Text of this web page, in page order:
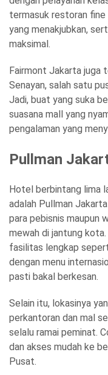
termasuk restoran
yang menakjubkan,
maksimal.
Fairmont Jakarta juga
Senayan, salah satu
Jadi, buat yang suka
suasana mall yang
pengalaman yang
Pullman
Hotel berbintang lima
adalah Pullman
para pebisnis maupun
mewah di jantung
fasilitas lengkap
dengan menu
pasti bakal berkesan.
Selain itu, lokasinya
perkantoran dan mal
selalu ramai peminat.
dan akses mudah ke
Pusat.